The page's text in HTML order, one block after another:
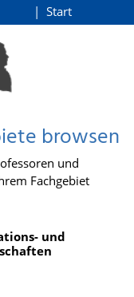
Start
browsen
und
Fachgebiet
und